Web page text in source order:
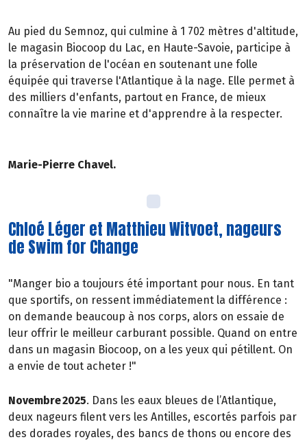
Au pied du Semnoz, qui culmine à 1 702 mètres d'altitude,
le magasin Biocoop du Lac, en Haute-Savoie, participe à
la préservation de l'océan en soutenant une folle
équipée qui traverse l'Atlantique à la nage. Elle permet à
des milliers d'enfants, partout en France, de mieux
connaître la vie marine et d'apprendre à la respecter.
Marie-Pierre Chavel.
Chloé Léger et Matthieu Witvoet, nageurs
de Swim for Change
"Manger bio a toujours été important pour nous. En tant
que sportifs, on ressent immédiatement la différence :
on demande beaucoup à nos corps, alors on essaie de
leur offrir le meilleur carburant possible. Quand on entre
dans un magasin Biocoop, on a les yeux qui pétillent. On
a envie de tout acheter !"
Novembre 2025. Dans les eaux bleues de l’Atlantique,
deux nageurs filent vers les Antilles, escortés parfois par
des dorades royales, des bancs de thons ou encore des